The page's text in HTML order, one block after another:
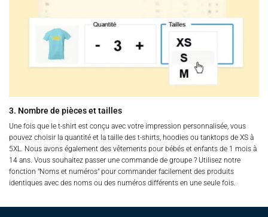
3. Nombre de pièces et tailles
Une fois que le t-shirt est conçu avec votre impression personnalisée, vous
pouvez choisir la quantité et la taille des t-shirts, hoodies ou tanktops de XS à
5XL. Nous avons également des vêtements pour bébés et enfants de 1 mois à
14 ans. Vous souhaitez passer une commande de groupe ? Utilisez notre
fonction "Noms et numéros" pour commander facilement des produits
identiques avec des noms ou des numéros différents en une seule fois.